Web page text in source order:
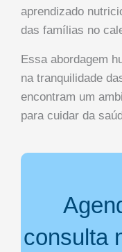
aprendizado
das famílias no
Essa abordagem
na tranquilidade
encontram um
para cuidar da
consulta